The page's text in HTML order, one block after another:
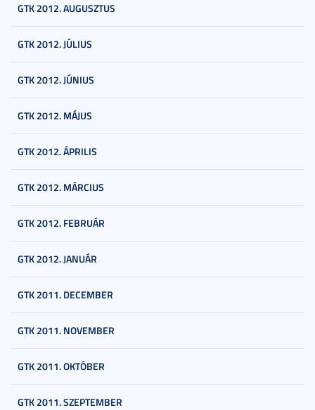
GTK 2012. AUGUSZTUS
GTK 2012. JÚLIUS
GTK 2012. JÚNIUS
GTK 2012. MÁJUS
GTK 2012. ÁPRILIS
GTK 2012. MÁRCIUS
GTK 2012. FEBRUÁR
GTK 2012. JANUÁR
GTK 2011. DECEMBER
GTK 2011. NOVEMBER
GTK 2011. OKTÓBER
GTK 2011. SZEPTEMBER